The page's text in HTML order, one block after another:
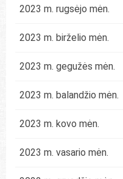
2023 m. rugsėjo mėn.
2023 m. birželio mėn.
2023 m. gegužės mėn.
2023 m. balandžio mėn.
2023 m. kovo mėn.
2023 m. vasario mėn.